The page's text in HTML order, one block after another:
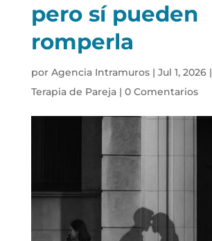
pero sí pueden
romperla
por Agencia Intramuros| Jul 1, 2026|
Terapia de Pareja| 0 Comentarios